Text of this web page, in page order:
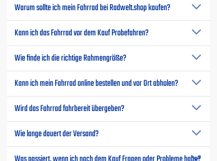
Warum sollte ich mein Fahrrad bei Radwelt.shop kaufen?
Kann ich das Fahrrad vor dem Kauf Probefahren?
Wie finde ich die richtige Rahmengröße?
Kann ich mein Fahrrad online bestellen und vor Ort abholen?
Wird das Fahrrad fahrbereit übergeben?
Wie lange dauert der Versand?